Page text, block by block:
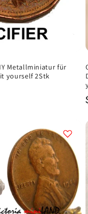
Metallminiatur für
yourself 2Stk